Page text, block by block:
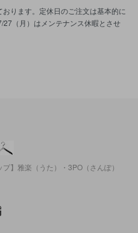
ります。定休日のご注文は基本的に
（月）はメンテナンス休暇とさせ
】雅楽（うた）・3PO（さんぽ）